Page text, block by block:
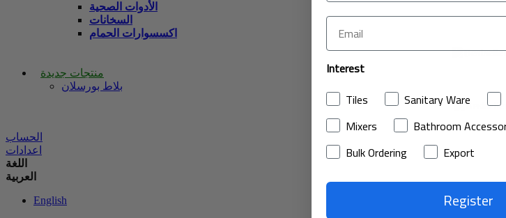
الأدوات الصحية
السخانات
اكسسوارات الحمام
منتجات جديدة
بلاط بورسلان
الحساب
اعدادات
اللغة
العربية
English
Interest
Tiles
Sanitary Ware
Mixers
Bathroom
Bulk Ordering
Export
Register